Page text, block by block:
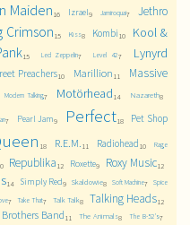
Maiden 16 Izrael9 Jamiroquai7
Jethro
Crimson15 Kiss8 Kombi 10
Kool &
15 Led Zeppelin7 Level 427
Lynyrd
Preachers10 Marillion 11
Massive
Modern Talking7 Motörhead 14 Nazareth8
7 Pearl Jam9 Perfect18
Pet Shop
18 R.E.M. 11 Radiohead 10 Rage
Republika 12 Roxette9 Roxy Music12
14 Simply Red9 Skaldowie8 Soft Machine7
Spice
7 Take That7 Talk Talk8 Talking Heads12
Band11 The Animals8 The B-52's7